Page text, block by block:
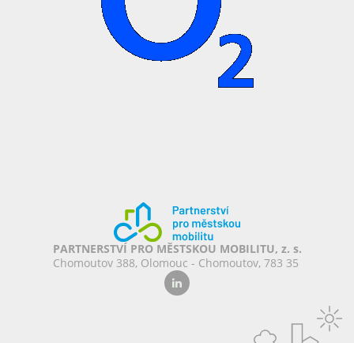
PARTNERSTVÍ PRO MĚSTSKOU MOBILITU, z. s.
Chomoutov 388, Olomouc - Chomoutov, 783 35